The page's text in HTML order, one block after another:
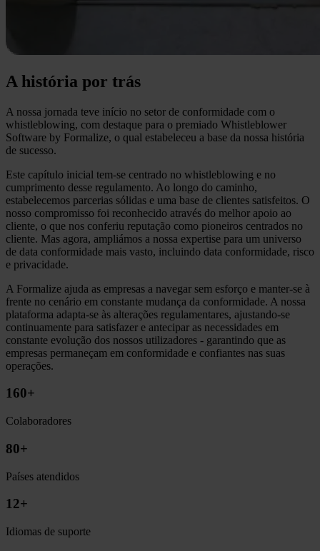
A história por trás
A nossa jornada teve início no setor de conformidade com o
whistleblowing, com destaque para o premiado Whistleblower
Software by Formalize, o qual estabeleceu a base da nossa história
de sucesso.
Este capítulo inicial tem-se centrado no whistleblowing e no
cumprimento desse regulamento. Ao longo do caminho,
estabelecemos parcerias sólidas e uma base de clientes satisfeitos. O
nosso compromisso foi reconhecido através do melhor apoio ao
cliente, o que nos conferiu reputação como pioneiros centrados no
cliente. Mas agora, ampliámos a nossa expertise para um universo
de data conformidade mais vasto, incluindo data conformidade, risco
e privacidade.
A Formalize ajuda as empresas a navegar sem esforço e manter-se à
frente no cenário em constante mudança da conformidade. A nossa
plataforma adapta-se às alterações regulamentares, ajustando-se
continuamente para satisfazer e antecipar as necessidades em
constante evolução dos nossos utilizadores - garantindo que as
empresas permaneçam em conformidade e confiantes nas suas
operações.
160+
Colaboradores
80+
Países atendidos
12+
Idiomas de suporte